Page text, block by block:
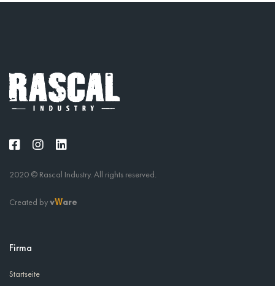
2020 © Rascal Industry. All rights reserved.
Created byvWare
Firma
Startseite